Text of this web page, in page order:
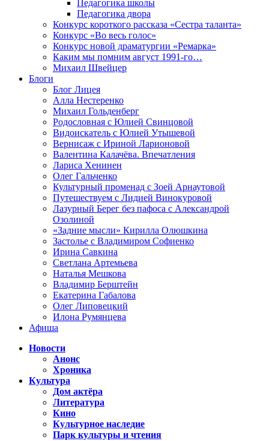
Педагогика школы
Педагогика двора
Конкурс короткого рассказа «Сестра таланта»
Конкурс «Во весь голос»
Конкурс новой драматургии «Ремарка»
Каким мы помним август 1991-го…
Михаил Швейцер
Блоги
Блог Лицея
Алла Нестеренко
Михаил Гольденберг
Родословная с Юлией Свинцовой
Видоискатель с Юлией Утышевой
Вернисаж с Ириной Ларионовой
Валентина Калачёва. Впечатления
Лариса Хенинен
Олег Гальченко
Культурный променад с Зоей Арнаутовой
Путешествуем с Лидией Винокуровой
Лазурный Берег без пафоса с Александрой
Озолиной
«Задние мысли» Кирилла Олюшкина
Застолье с Владимиром Софиенко
Ирина Савкина
Светлана Артемьева
Наталья Мешкова
Владимир Берштейн
Екатерина Габалова
Олег Липовецкий
Илона Румянцева
Афиша
Новости
Анонс
Хроника
Культура
Дом актёра
Литература
Кино
Культурное наследие
Парк культуры и чтения